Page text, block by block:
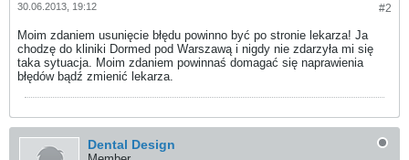
#2
30.06.2013, 19:12
Moim zdaniem usunięcie błędu powinno być po stronie lekarza! Ja
chodzę do kliniki Dormed pod Warszawą i nigdy nie zdarzyła mi się
taka sytuacja. Moim zdaniem powinnaś domagać się naprawienia
błędów bądź zmienić lekarza.
Dental Design